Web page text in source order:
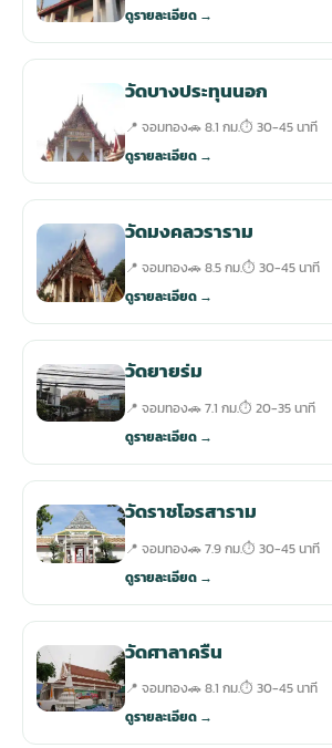
ดูรายละเอียด →
วัดบางประทุนนอก
📍 จอมทอง🚗 8.1 กม.⏱ 30-45 นาที
ดูรายละเอียด →
วัดมงคลวราราม
📍 จอมทอง🚗 8.5 กม.⏱ 30-45 นาที
ดูรายละเอียด →
วัดยายร่ม
📍 จอมทอง🚗 7.1 กม.⏱ 20-35 นาที
ดูรายละเอียด →
วัดราชโอรสาราม
📍 จอมทอง🚗 7.9 กม.⏱ 30-45 นาที
ดูรายละเอียด →
วัดศาลาครืน
📍 จอมทอง🚗 8.1 กม.⏱ 30-45 นาที
ดูรายละเอียด →